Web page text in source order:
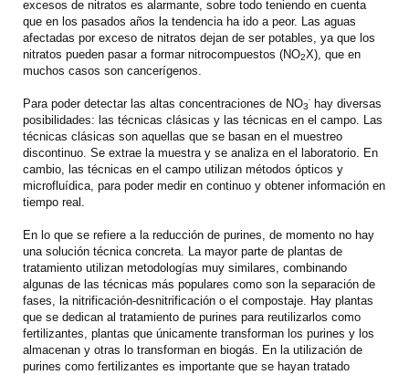
excesos de nitratos es alarmante, sobre todo teniendo en cuenta
que en los pasados años la tendencia ha ido a peor. Las aguas
afectadas por exceso de nitratos dejan de ser potables, ya que los
nitratos pueden pasar a formar nitrocompuestos (NO2X), que en
muchos casos son cancerígenos.
Para poder detectar las altas concentraciones de NO3
-
hay diversas
posibilidades: las técnicas clásicas y las técnicas en el campo. Las
técnicas clásicas son aquellas que se basan en el muestreo
discontinuo. Se extrae la muestra y se analiza en el laboratorio. En
cambio, las técnicas en el campo utilizan métodos ópticos y
microfluídica, para poder medir en continuo y obtener información en
tiempo real.
En lo que se refiere a la reducción de purines, de momento no hay
una solución técnica concreta. La mayor parte de plantas de
tratamiento utilizan metodologías muy similares, combinando
algunas de las técnicas más populares como son la separación de
fases, la nitrificación-desnitrificación o el compostaje. Hay plantas
que se dedican al tratamiento de purines para reutilizarlos como
fertilizantes, plantas que únicamente transforman los purines y los
almacenan y otras lo transforman en biogás. En la utilización de
purines como fertilizantes es importante que se hayan tratado